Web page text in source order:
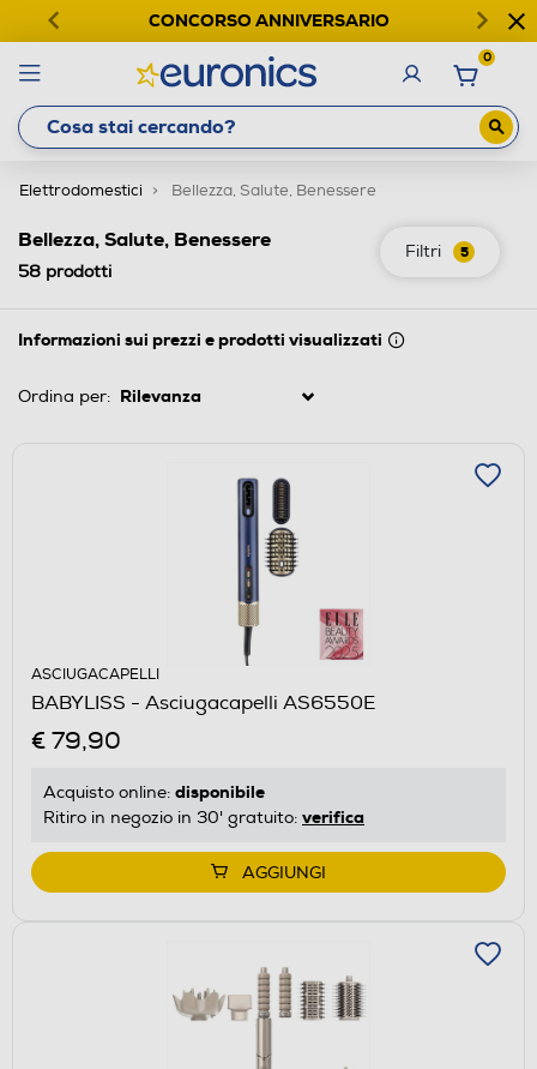
CONCORSO ANNIVERSARIO
0
Elettrodomestici Bellezza, Salute, Benessere
Filtri 5
Bellezza, Salute, Benessere
58 prodotti
Informazioni sui prezzi e prodotti visualizzati
Ordina per:
ASCIUGACAPELLI
BABYLISS - Asciugacapelli AS6550E
€ 79,90
Acquisto online: disponibile
Ritiro in negozio in 30' gratuito: verifica
AGGIUNGI